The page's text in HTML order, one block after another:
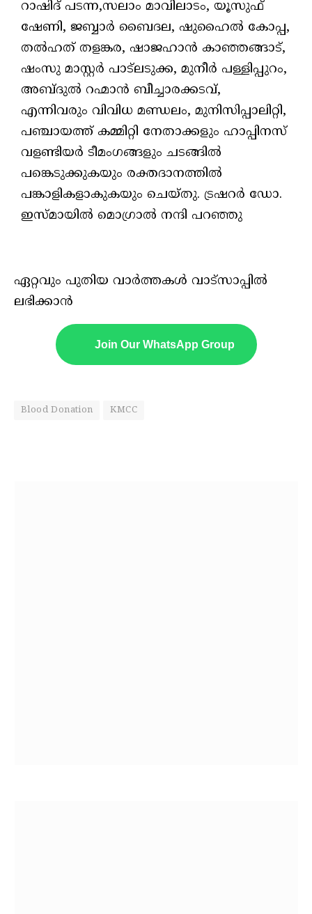
റാഷിദ് പടന്ന,സലാം മാവിലാടം, യൂസുഫ്
ഷേണി, ജബ്ബാർ ബൈദല, ഷുഹൈൽ കോപ്പ,
തൽഹത് തളങ്കര, ഷാജഹാൻ കാഞ്ഞങ്ങാട്,
ഷംസു മാസ്റ്റർ പാട്ലടുക്ക, മുനീർ പള്ളിപ്പുറം,
അബ്ദുൽ റഹ്മാൻ ബീച്ചാരക്കടവ്‌,
എന്നിവരും വിവിധ മണ്ഡലം, മുനിസിപ്പാലിറ്റി,
പഞ്ചായത്ത് കമ്മിറ്റി നേതാക്കളും ഹാപ്പിനസ്
വളണ്ടിയർ ടീമംഗങ്ങളും ചടങ്ങിൽ
പങ്കെടുക്കുകയും രക്തദാനത്തിൽ
പങ്കാളികളാകുകയും ചെയ്തു. ട്രഷറർ ഡോ.
ഇസ്മായിൽ മൊഗ്രാൽ നന്ദി പറഞ്ഞു
ഏറ്റവും പുതിയ വാർത്തകൾ വാട്സാപ്പിൽ
ലഭിക്കാൻ
Join Our WhatsApp Group
Blood Donation KMCC